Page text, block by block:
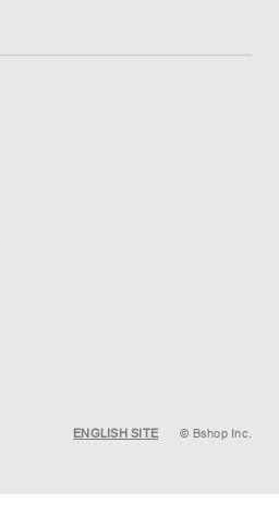
ENGLISH SITE © Bshop Inc.